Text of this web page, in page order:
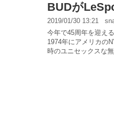
BUDが
2019/01/30 13:21
今年で45周年を迎え
1974年にアメリカの
時のユニセックスな